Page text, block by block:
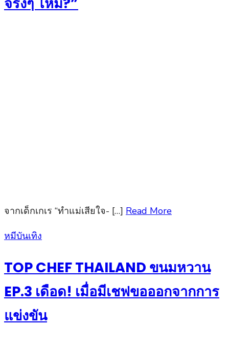
จากเด็กเกเร “ทำแม่เสียใจ- […] Read More
Posted
หมีบันเทิง
TOP CHEF THAILAND ขนมหวาน
EP.3 เดือด! เมื่อมีเชฟขอออกจากการ
แข่งขัน